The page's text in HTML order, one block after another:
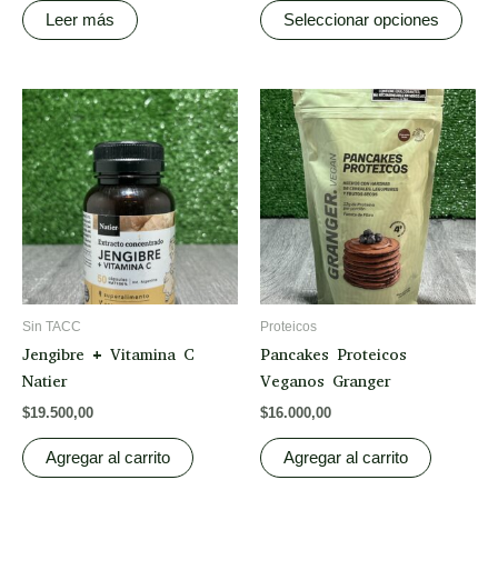
Leer más Seleccionar opciones
Sin TACC
Jengibre + Vitamina C
Natier
$19.500,00
Agregar al carrito
Proteicos
Pancakes Proteicos
Veganos Granger
$16.000,00
Agregar al carrito